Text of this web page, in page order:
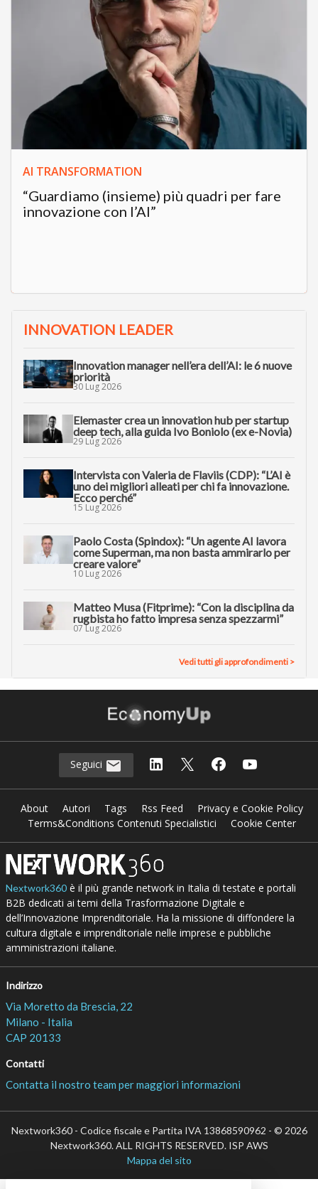
AI TRANSFORMATION
“Guardiamo (insieme) più quadri per fare
innovazione con l’AI”
INNOVATION LEADER
Innovation manager nell’era dell’AI: le 6 nuove
priorità
30 Lug 2026
Elemaster crea un innovation hub per startup
deep tech, alla guida Ivo Boniolo (ex e-Novia)
29 Lug 2026
Intervista con Valeria de Flaviis (CDP): “L’AI è
uno dei migliori alleati per chi fa innovazione.
Ecco perché”
15 Lug 2026
Paolo Costa (Spindox): “Un agente AI lavora
come Superman, ma non basta ammirarlo per
creare valore”
10 Lug 2026
Matteo Musa (Fitprime): “Con la disciplina da
rugbista ho fatto impresa senza spezzarmi”
07 Lug 2026
Vedi tutti gli approfondimenti >
Seguici
About Autori Tags Rss Feed
Privacy e Cookie Policy
Terms&Conditions Contenuti Specialistici
Cookie Center
Nextwork360è il più grande network in Italia di testate e portali
B2B dedicati ai temi della Trasformazione Digitale e
dell’Innovazione Imprenditoriale. Ha la missione di diffondere la
cultura digitale e imprenditoriale nelle imprese e pubbliche
amministrazioni italiane.
Indirizzo
Via Moretto da Brescia, 22
Milano - Italia
CAP 20133
Contatti
Contatta il nostro team per maggiori informazioni
Nextwork360 - Codice fiscale e Partita IVA 13868590962 - © 2026
Nextwork360. ALL RIGHTS RESERVED. ISP AWS
Mappa del sito